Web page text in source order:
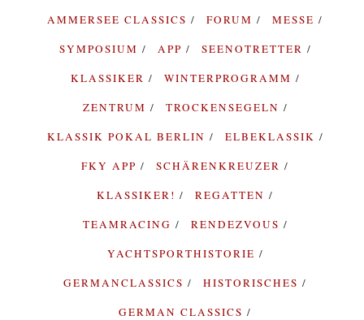
AMMERSEE CLASSICS FORUM
MESSE
SYMPOSIUM
APP
SEENOTRETTER
KLASSIKER
WINTERPROGRAMM
ZENTRUM
TROCKENSEGELN
KLASSIK POKAL BERLIN
ELBEKLASSIK
FKY APP
SCHÄRENKREUZER
KLASSIKER!
REGATTEN
TEAMRACING
RENDEZVOUS
YACHTSPORTHISTORIE
GERMANCLASSICS
HISTORISCHES
GERMAN CLASSICS